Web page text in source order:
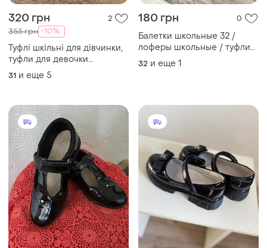
320 грн 2
355 грн -10%
Туфлі шкільні для дівчинки,
туфли для девочки
нарядные, школьные туфли
для девочки
31 и еще 5
180 грн 0
Балетки школьные 32 /
лоферы школьные / туфли
школьные
32 и еще 1